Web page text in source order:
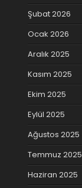
Şubat 2026
Ocak 2026
Aralık 2025
Kasım 2025
Ekim 2025
Eylül 2025
Ağustos 2025
Temmuz 2025
Haziran 2025